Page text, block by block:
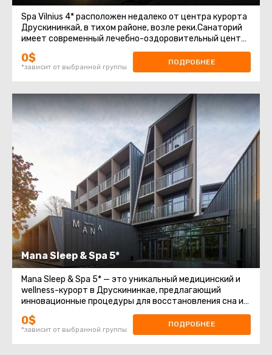
Spa Vilnius 4* расположен недалеко от центра курорта
Друскининкай, в тихом районе, возле реки.Санаторий
имеет современный лечебно-оздоровительный центр
0$
*зависит от выбранной группы
ПОДРОБНЕЕ
Mana Sleep & Spa 5*
Mana Sleep & Spa 5* — это уникальный медицинский и
wellness-курорт в Друскининкае, предлагающий
инновационные процедуры для восстановления сна и
лечения хронической усталости
0$
*зависит от выбранной группы
ПОДРОБНЕЕ